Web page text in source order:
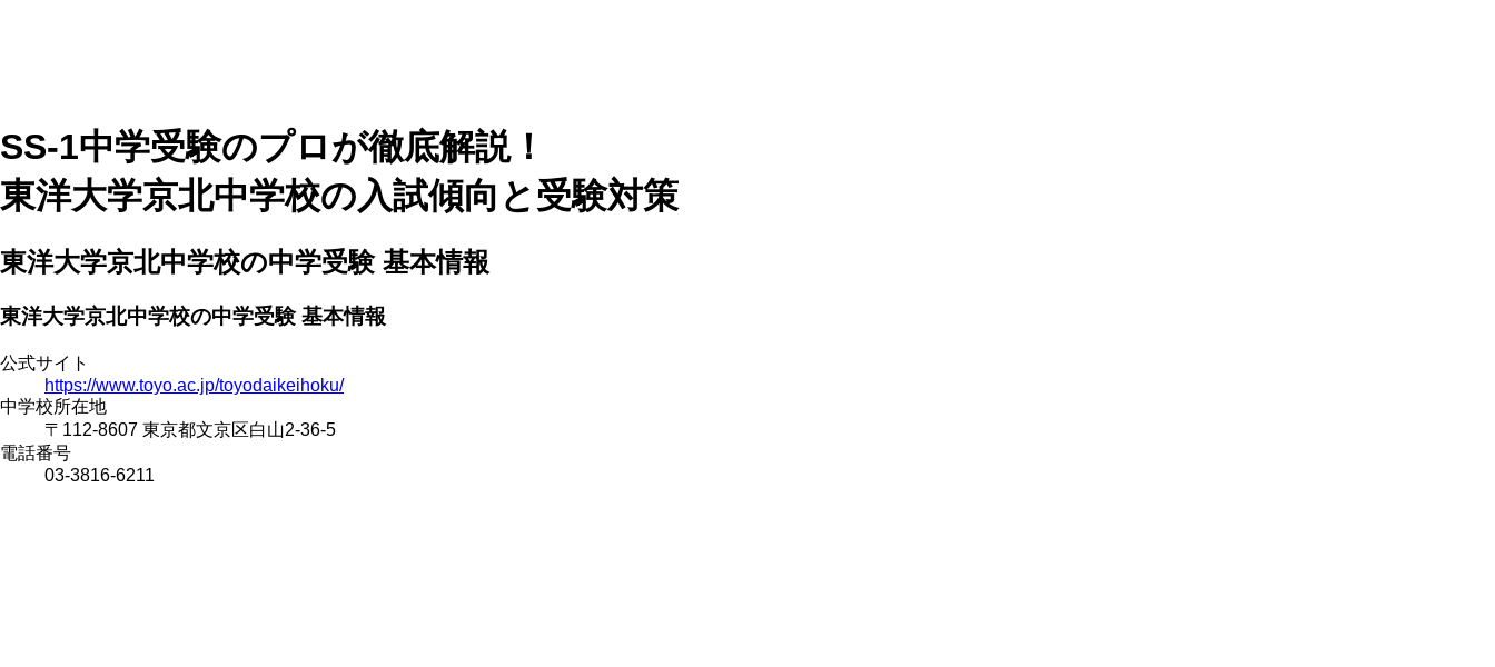
SS-1中学受験のプロが徹底解説！
東洋大学京北中学校の入試傾向と受験対策
東洋大学京北中学校の中学受験 基本情報
東洋大学京北中学校の中学受験 基本情報
公式サイト
https://www.toyo.ac.jp/toyodaikeihoku/
中学校所在地
〒112-8607 東京都文京区白山2-36-5
電話番号
03-3816-6211